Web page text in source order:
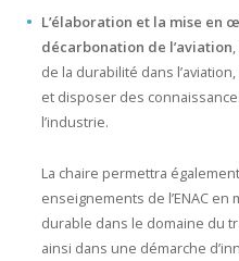
L’élaboration et la mise en
décarbonation de l’aviation
de la durabilité dans
et disposer des
l’industrie.
La chaire permettra
enseignements de l’ENAC
durable dans le domaine du
ainsi dans une démarche